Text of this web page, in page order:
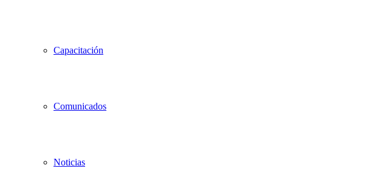
Capacitación
Comunicados
Noticias